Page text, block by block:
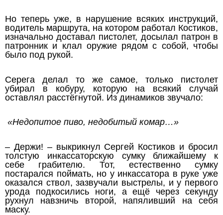
Но теперь уже, в нарушение всяких инструкций,
водитель маршрута, на котором работал Костиков,
изначально доставал пистолет, досылал патрон в
патронник и клал оружие рядом с собой, чтобы
было под рукой.
Серега делал то же самое, только пистолет
убирал в кобуру, которую на всякий случай
оставлял расстёгнутой. Из динамиков звучало:
«Недопитое пиво, недобитый комар…»
– Держи! – выкрикнул Сергей Костиков и бросил
толстую инкассаторскую сумку ближайшему к
себе грабителю. Тот, естественно сумку
постарался поймать, но у инкассатора в руке уже
оказался ствол, зазвучали выстрелы, и у первого
урода подкосились ноги, а ещё через секунду
рухнул навзничь второй, напяливший на себя
маску.